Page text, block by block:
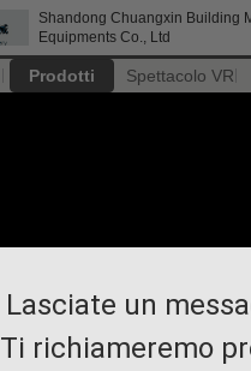
Shandong Chuangxin Building
Equipments Co., Ltd
Prodotti Spettacolo VR
Lasciate un
Ti richiameremo